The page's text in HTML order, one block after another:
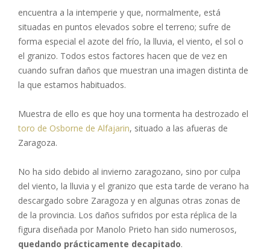
encuentra a la intemperie y que, normalmente, está
situadas en puntos elevados sobre el terreno; sufre de
forma especial el azote del frío, la lluvia, el viento, el sol o
el granizo. Todos estos factores hacen que de vez en
cuando sufran daños que muestran una imagen distinta de
la que estamos habituados.
Muestra de ello es que hoy una tormenta ha destrozado el
toro de Osborne de Alfajarin, situado a las afueras de
Zaragoza.
No ha sido debido al invierno zaragozano, sino por culpa
del viento, la lluvia y el granizo que esta tarde de verano ha
descargado sobre Zaragoza y en algunas otras zonas de
de la provincia. Los daños sufridos por esta réplica de la
figura diseñada por Manolo Prieto han sido numerosos,
quedando prácticamente decapitado.